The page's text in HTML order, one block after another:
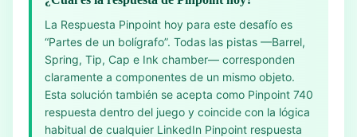
La Respuesta Pinpoint hoy para este desafío es
“Partes de un bolígrafo”. Todas las pistas —Barrel,
Spring, Tip, Cap e Ink chamber— corresponden
claramente a componentes de un mismo objeto.
Esta solución también se acepta como Pinpoint 740
respuesta dentro del juego y coincide con la lógica
habitual de cualquier LinkedIn Pinpoint respuesta